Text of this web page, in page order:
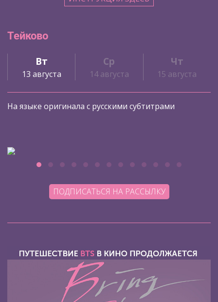
Тейково
Вт
13 августа
Ср
14 августа
Чт
15 августа
На языке оригинала с русскими субтитрами
ПОДПИСАТЬСЯ НА РАССЫЛКУ